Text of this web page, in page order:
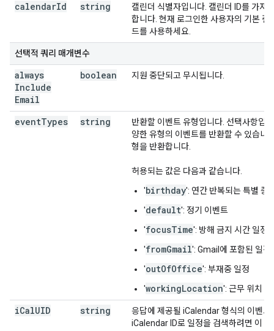
calendarId string
캘린더 식별자입니다. 캘린더 ID를 가져
합니다. 현재 로그인한 사용자의 기본 캘
드를 사용하세요.
선택적 쿼리 매개변수
always
Include
Email
boolean 지원 중단되고 무시됩니다.
eventTypes string
반환할 이벤트 유형입니다. 선택사항입
양한 유형의 이벤트를 반환할 수 있습니
형을 반환합니다.
허용되는 값은 다음과 같습니다.
'birthday': 연간 반복되는 특별 종
'default': 정기 이벤트
'focusTime': 방해 금지 시간 일정
'fromGmail': Gmail에 포함된 일정
'outOfOffice': 부재중 일정
'workingLocation': 근무 위치 일
iCalUID string
응답에 제공될 iCalendar 형식의 이벤트
iCalendar ID로 일정을 검색하려면 이